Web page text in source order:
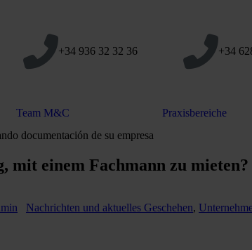
+34 936 32 32 36 +34
Team M&C Praxisbereiche
mit einem Fachmann zu mieten?
Nachrichten und aktuelles Geschehen,